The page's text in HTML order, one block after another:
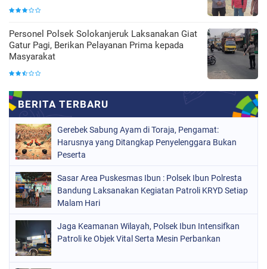
Personel Polsek Solokanjeruk Laksanakan Giat
Gatur Pagi, Berikan Pelayanan Prima kepada
Masyarakat
Gerebek Sabung Ayam di Toraja, Pengamat:
Harusnya yang Ditangkap Penyelenggara Bukan
Peserta
Sasar Area Puskesmas Ibun : Polsek Ibun Polresta
Bandung Laksanakan Kegiatan Patroli KRYD Setiap
Malam Hari
Jaga Keamanan Wilayah, Polsek Ibun Intensifkan
Patroli ke Objek Vital Serta Mesin Perbankan